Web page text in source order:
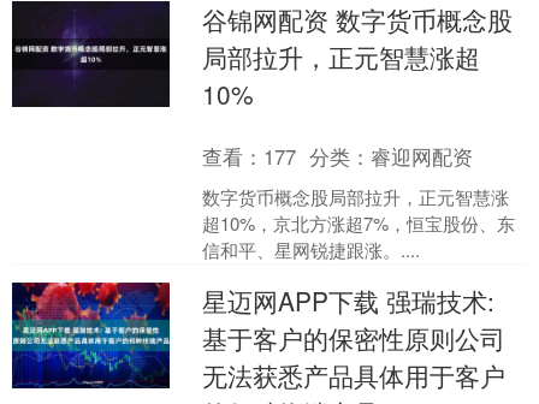
熬夜看....
谷锦网配资 数字货币概念股
局部拉升，正元智慧涨超
10%
查看： 177 分类：睿迎网配资
数字货币概念股局部拉升，正元智慧涨
超10%，京北方涨超7%，恒宝股份、东
信和平、星网锐捷跟涨。....
星迈网APP下载 强瑞技术:
基于客户的保密性原则公司
无法获悉产品具体用于客户